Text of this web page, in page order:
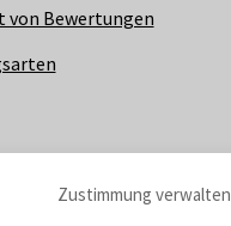
Zustimmung verwalten
von Bewertungen